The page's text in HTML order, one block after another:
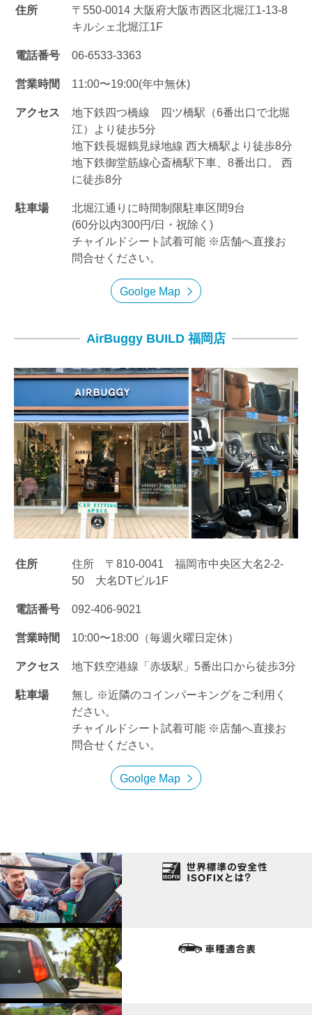
住所
〒550-0014 大阪府大阪市西区北堀江1-13-8
キルシェ北堀江1F
電話番号 06-6533-3363
営業時間 11:00〜19:00(年中無休)
アクセス
地下鉄四つ橋線 四ツ橋駅（6番出口で北堀
江）より徒歩5分
地下鉄長堀鶴見緑地線 西大橋駅より徒歩8分
地下鉄御堂筋線心斎橋駅下車、8番出口。 西
に徒歩8分
駐車場
北堀江通りに時間制限駐車区間9台
(60分以内300円/日・祝除く)
チャイルドシート試着可能 ※店舗へ直接お
問合せください。
Goolge Map
AirBuggy BUILD 福岡店
住所
住所 〒810-0041 福岡市中央区大名2-2-
50 大名DTビル1F
電話番号 092-406-9021
営業時間 10:00〜18:00（毎週火曜日定休）
アクセス 地下鉄空港線「赤坂駅」5番出口から徒歩3分
駐車場
無し ※近隣のコインパーキングをご利用く
ださい。
チャイルドシート試着可能 ※店舗へ直接お
問合せください。
Goolge Map